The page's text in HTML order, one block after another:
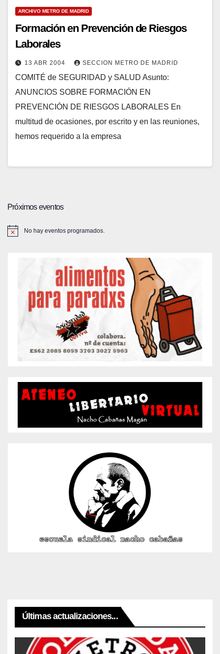
ARCHIVO METRO DE MADRID
Formación en Prevención de Riesgos
Laborales
13 ABR 2004 SECCION METRO DE MADRID
COMITÉ de SEGURIDAD y SALUD Asunto:
ANUNCIOS SOBRE FORMACIÓN EN
PREVENCIÓN DE RIESGOS LABORALES En
multitud de ocasiones, por escrito y en las reuniones,
hemos requerido a la empresa
Próximos eventos
No hay eventos programados.
Últimas actualizaciones...